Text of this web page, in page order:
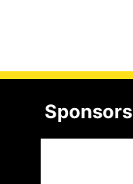
Sponsors